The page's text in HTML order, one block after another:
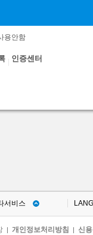
용안함
인증센터
서비스
| 개인정보처리방침 | 신